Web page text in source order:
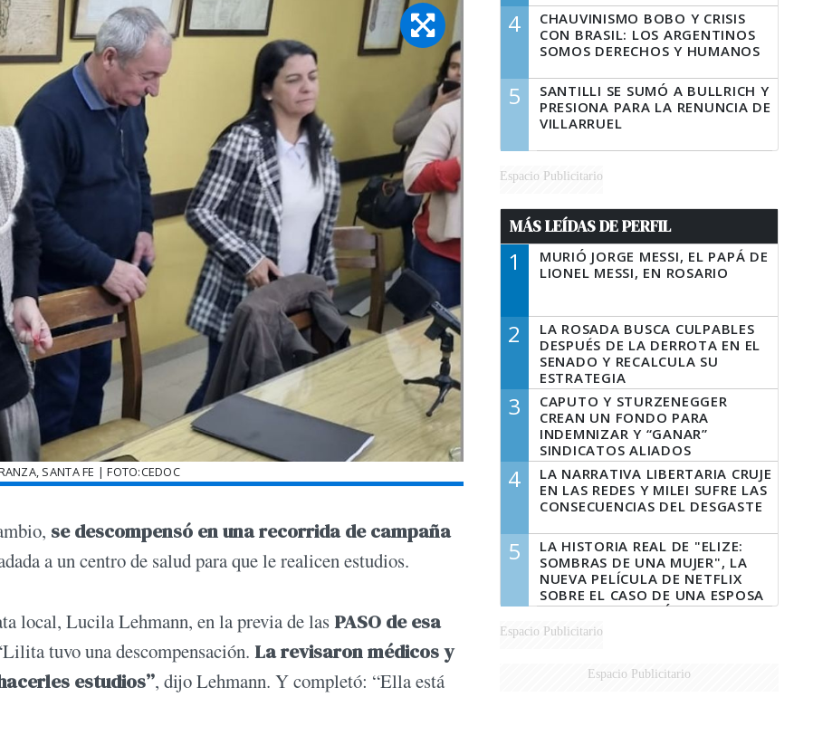
SANTA FE | FOTO:CEDOC
se descompensó en una recorrida de campaña
a un centro de salud para que le realicen estudios.
local, Lucila Lehmann, en la previa de las PASO de esa
tuvo una descompensación. La revisaron médicos y
estudios”, dijo Lehmann. Y completó: “Ella está
4
CHAUVINISMO BOBO Y CRISIS
CON BRASIL: LOS ARGENTINOS
SOMOS DERECHOS Y HUMANOS
5
SANTILLI SE SUMÓ A BULLRICH Y
PRESIONA PARA LA RENUNCIA DE
VILLARRUEL
Espacio Publicitario
MÁS LEÍDAS DE PERFIL
1
MURIÓ JORGE MESSI, EL PAPÁ DE
LIONEL MESSI, EN ROSARIO
2
LA ROSADA BUSCA CULPABLES
DESPUÉS DE LA DERROTA EN EL
SENADO Y RECALCULA SU
ESTRATEGIA
3
CAPUTO Y STURZENEGGER
CREAN UN FONDO PARA
INDEMNIZAR Y “GANAR”
SINDICATOS ALIADOS
4
LA NARRATIVA LIBERTARIA CRUJE
EN LAS REDES Y MILEI SUFRE LAS
CONSECUENCIAS DEL DESGASTE
5
LA HISTORIA REAL DE "ELIZE:
SOMBRAS DE UNA MUJER", LA
NUEVA PELÍCULA DE NETFLIX
SOBRE EL CASO DE UNA ESPOSA
QUE DESCUARTIZÓ A SU
MARIDO
Espacio Publicitario
Espacio Publicitario